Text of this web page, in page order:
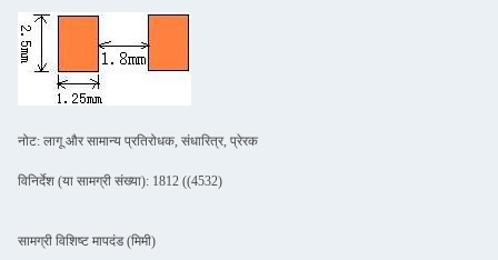
नोट: लागू और सामान्य प्रतिरोधक, संधारित्र, प्रेरक
विनिर्देश (या सामग्री संख्या): 1812 ((4532)
सामग्री विशिष्ट मापदंड (मिमी)